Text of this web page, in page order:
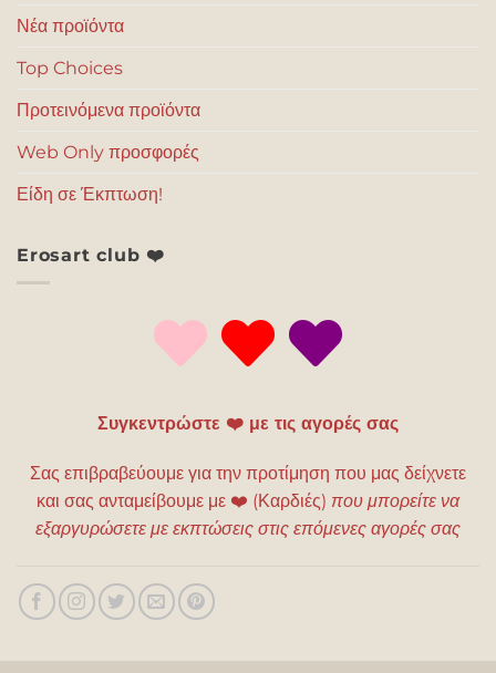
Νέα προϊόντα
Top Choices
Προτεινόμενα προϊόντα
Web Only προσφορές
Είδη σε Έκπτωση!
Erosart club ❤️
Συγκεντρώστε ❤️ με τις αγορές σας
Σας επιβραβεύουμε για την προτίμηση που μας δείχνετε
και σας ανταμείβουμε με ❤️ (Καρδιές) που μπορείτε να
εξαργυρώσετε με εκπτώσεις στις επόμενες αγορές σας